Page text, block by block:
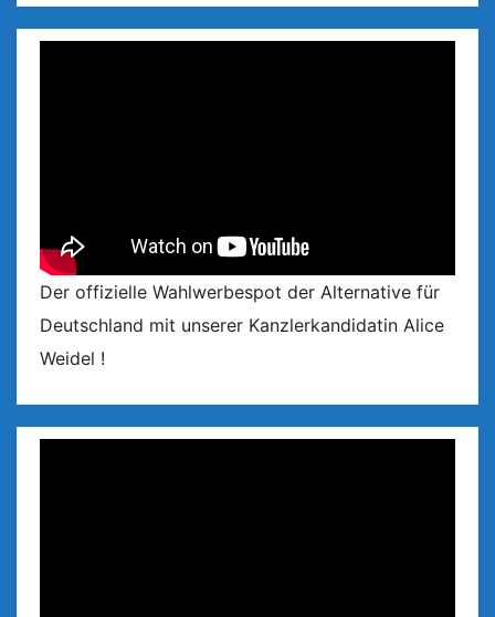
Der offizielle Wahlwerbespot der Alternative für
Deutschland mit unserer Kanzlerkandidatin Alice
Weidel !